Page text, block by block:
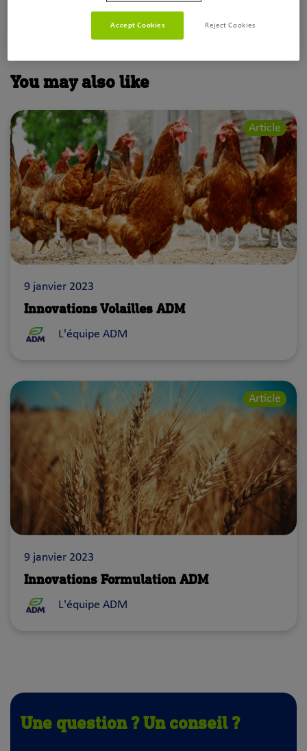
Volaille ADM
You may also like
Article
Innovations Volailles ADM
9 janvier 2023
L'équipe ADM
Article
Innovations Formulation ADM
9 janvier 2023
L'équipe ADM
Une question ? Un conseil ?
Reject Cookies
Accept Cookies